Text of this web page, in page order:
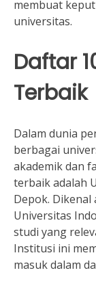
membuat
universitas.
Daftar
Terbaik
Dalam dunia
berbagai
akademik dan
terbaik adalah
Depok.
Universitas
studi yang
Institusi ini
masuk dalam